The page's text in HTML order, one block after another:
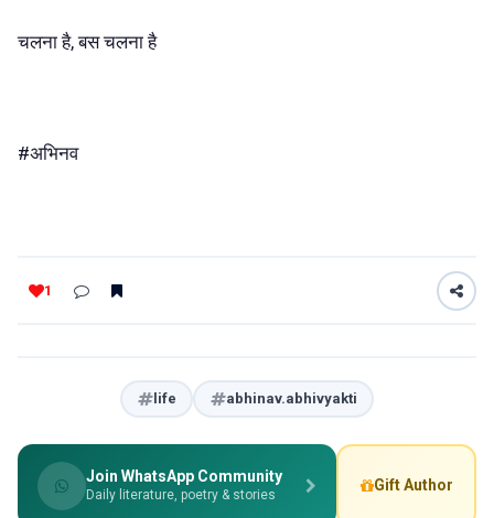
चलना है, बस चलना है
#अभिनव
1
life abhinav.abhivyakti
Join WhatsApp Community
Daily literature, poetry & stories
Gift Author